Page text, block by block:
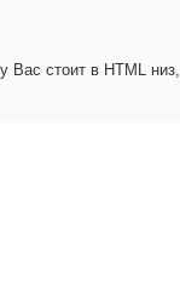
Вас стоит в HTML низ,